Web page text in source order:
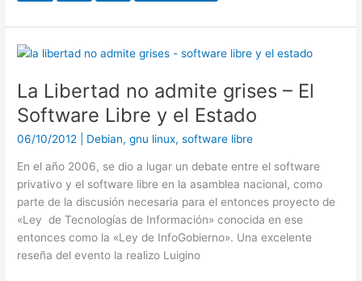
La Libertad no admite grises – El
Software Libre y el Estado
06/10/2012 Debian,gnu linux,software libre
En el año 2006, se dio a lugar un debate entre el software
privativo y el software libre en la asamblea nacional, como
parte de la discusión necesaria para el entonces proyecto de
«Ley de Tecnologías de Información» conocida en ese
entonces como la «Ley de InfoGobierno». Una excelente
reseña del evento la realizo Luigino
La
no
admite
grises
–
Libre
y